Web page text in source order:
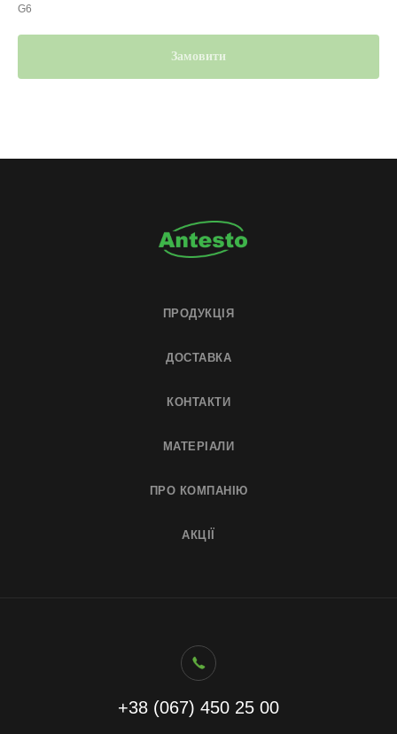
G6
Замовити
+38 (067) 450 25 00
ПРОДУКЦІЯ
МАТЕРІАЛИ
АКЦІЇ
ДОСТАВКА
ПРО КОМПАНІЮ
КОНТАКТИ